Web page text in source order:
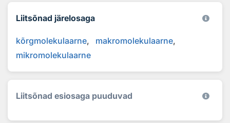
Liitsõnad järelosaga
kõrgmolekulaarne
makromolekulaarne
mikromolekulaarne
Liitsõnad esiosaga puuduvad